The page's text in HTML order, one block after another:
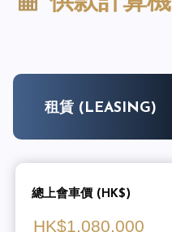
租賃 (LEASING)
總上會車價 (HK$)